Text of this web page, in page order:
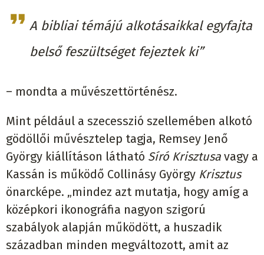
A bibliai témájú alkotásaikkal egyfajta
belső feszültséget fejeztek ki”
– mondta a művészettörténész.
Mint például a szecesszió szellemében alkotó
gödöllői művésztelep tagja, Remsey Jenő
György kiállításon látható Síró Krisztusa vagy a
Kassán is működő Collinásy György Krisztus
önarcképe. „mindez azt mutatja, hogy amíg a
középkori ikonográfia nagyon szigorú
szabályok alapján működött, a huszadik
században minden megváltozott, amit az